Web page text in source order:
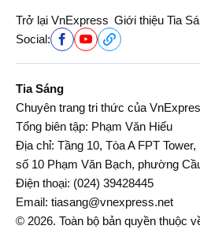
Trở lại VnExpress Giới thiệu Tia
Social:
Tia Sáng
Chuyên trang tri thức của
Tổng biên tập: Phạm Văn Hiếu
Địa chỉ: Tầng 10, Tòa A FPT Tower,
số 10 Phạm Văn Bạch, phường
Điện thoại: (024) 39428445
Email: tiasang@vnexpress.net
© 2026. Toàn bộ bản quyền thuộc